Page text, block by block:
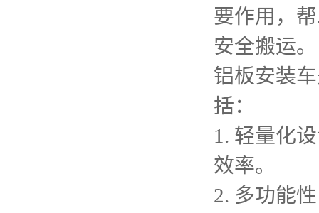
要作用，
安全搬运。
铝板安装
括：
1. 轻量化
效率。
2. 多功能